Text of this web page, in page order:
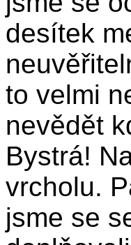
desítek
to velmi
nevědět
Bystrá!
vrcholu.
jsme se